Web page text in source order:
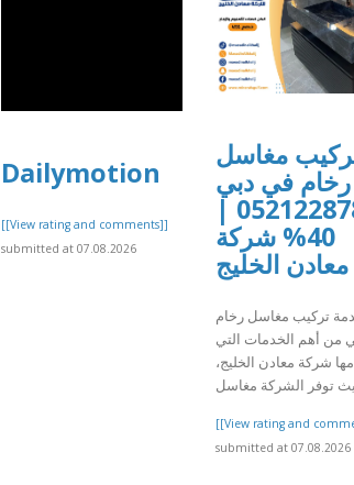
Dailymotion
[[View rating and comments]]
submitted at 07.08.2026
مغاسل
رخام في دبي
0521228781 |
40% شركة
معادن الخليج
تركيب مغاسل رخام
من أهم الخدمات التي
شركة معادن الخليج،
[[View rating and
submitted at 07.08.2026